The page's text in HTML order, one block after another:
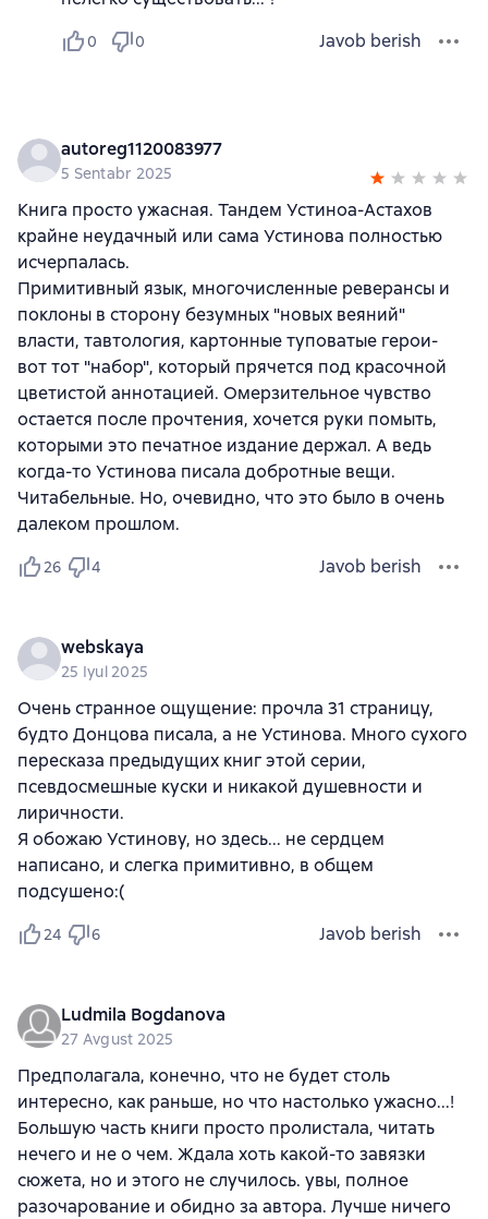
0 0 Javob berish
autoreg1120083977
5 Sentabr 2025
Книга просто ужасная. Тандем Устиноа-Астахов
крайне неудачный или сама Устинова полностью
исчерпалась.
Примитивный язык, многочисленные реверансы и
поклоны в сторону безумных "новых веяний"
власти, тавтология, картонные туповатые герои-
вот тот "набор", который прячется под красочной
цветистой аннотацией. Омерзительное чувство
остается после прочтения, хочется руки помыть,
которыми это печатное издание держал. А ведь
когда-то Устинова писала добротные вещи.
Читабельные. Но, очевидно, что это было в очень
далеком прошлом.
26 4 Javob berish
webskaya
25 Iyul 2025
Очень странное ощущение: прочла 31 страницу,
будто Донцова писала, а не Устинова. Много сухого
пересказа предыдущих книг этой серии,
псевдосмешные куски и никакой душевности и
лиричности.
Я обожаю Устинову, но здесь... не сердцем
написано, и слегка примитивно, в общем
подсушено:(
24 6 Javob berish
Ludmila Bogdanova
27 Avgust 2025
Предполагала, конечно, что не будет столь
интересно, как раньше, но что настолько ужасно...!
Большую часть книги просто пролистала, читать
нечего и не о чем. Ждала хоть какой-то завязки
сюжета, но и этого не случилось. увы, полное
разочарование и обидно за автора. Лучше ничего